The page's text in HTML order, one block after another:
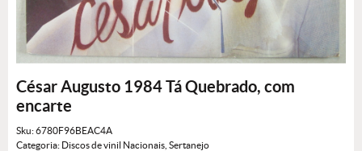
César Augusto 1984 Tá Quebrado, com
encarte
Sku:6780F96BEAC4A
Categoria: Discos de vinil Nacionais Sertanejo